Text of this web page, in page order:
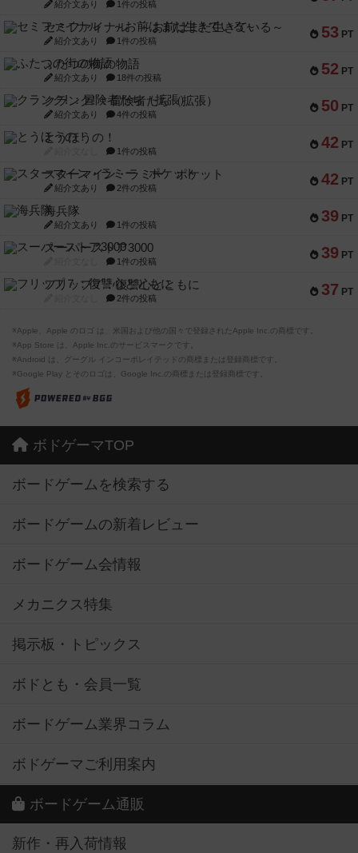
紹介文あり 1件の投稿
53 PT
セミファイナル ～お前はまだ生きている～
紹介文あり 1件の投稿
52 PT
ふたつの街の物語
紹介文あり 18件の投稿
50 PT
クランク! ：冒険者たち（拡張）
紹介文あり 4件の投稿
42 PT
とうほうの！
1件の投稿
42 PT
スターマイン・ラミー ポケット
紹介文あり 2件の投稿
39 PT
海兵隊
紹介文あり 1件の投稿
39 PT
スーパーストア3000
1件の投稿
37 PT
フリップ７：復讐心とともに
2件の投稿
※Apple、Apple のロゴ は、米国および他の国々で登録されたApple Inc.の商標です。
※App Store は、Apple Inc.のサービスマークです。
※Android は、グーグル インコーポレイテッドの商標または登録商標です。
※Google Play とそのロゴは、Google Inc.の商標または登録商標です。
ボドゲーマTOP
ボードゲームを検索する
ボードゲームの新着レビュー
ボードゲーム会情報
メカニクス特集
掲示板・トピックス
ボドとも・会員一覧
ボードゲーム業界コラム
ボドゲーマご利用案内
ボードゲーム通販
新作・再入荷情報